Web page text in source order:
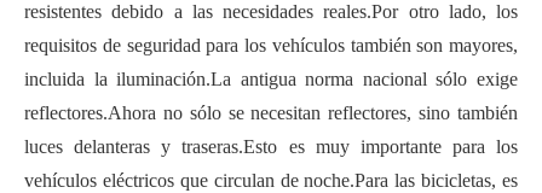
resistentes debido a las necesidades reales.Por otro lado, los
requisitos de seguridad para los vehículos también son mayores,
incluida la iluminación.La antigua norma nacional sólo exige
reflectores.Ahora no sólo se necesitan reflectores, sino también
luces delanteras y traseras.Esto es muy importante para los
vehículos eléctricos que circulan de noche.Para las bicicletas, es